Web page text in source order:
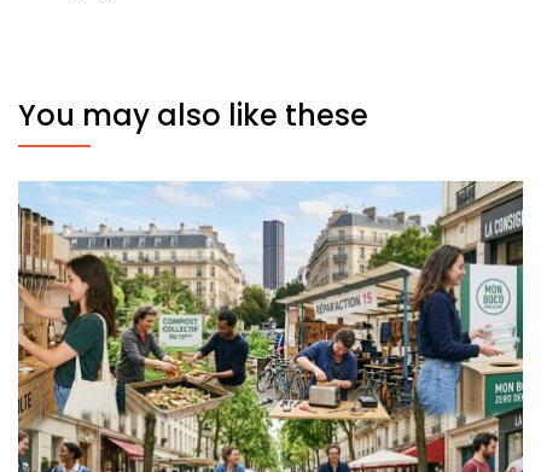
You may also like these